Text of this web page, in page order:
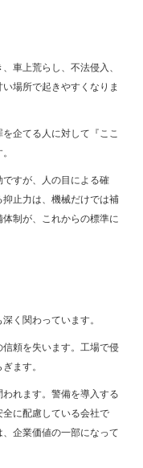
車上荒らし、不法侵入、
場所で起きやすくなりま
企てる人に対して『ここ
すが、人の目による確
止力は、機械だけでは補
制が、これからの標準に
く関わっています。
頼を失います。工場で侵
ます。
れます。警備を導入する
に配慮している会社で
企業価値の一部になって